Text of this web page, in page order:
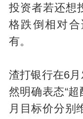
投资者若还想
格跌倒相对
有。
渣打银行在6
然明确表态“
月目标价分别